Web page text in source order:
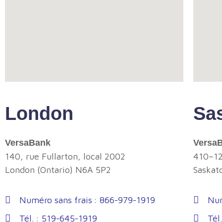
London
VersaBank
140, rue Fullarton, local 2002
London (Ontario) N6A 5P2
Numéro sans frais : 866-979-1919
Tél. : 519-645-1919